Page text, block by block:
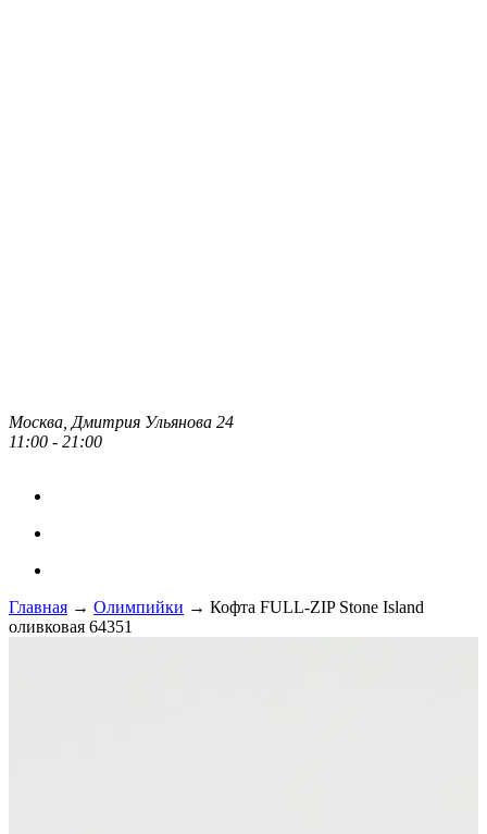
Москва, Дмитрия Ульянова 24
11:00 - 21:00
Главная → Олимпийки → Кофта FULL-ZIP Stone Island
оливковая 64351